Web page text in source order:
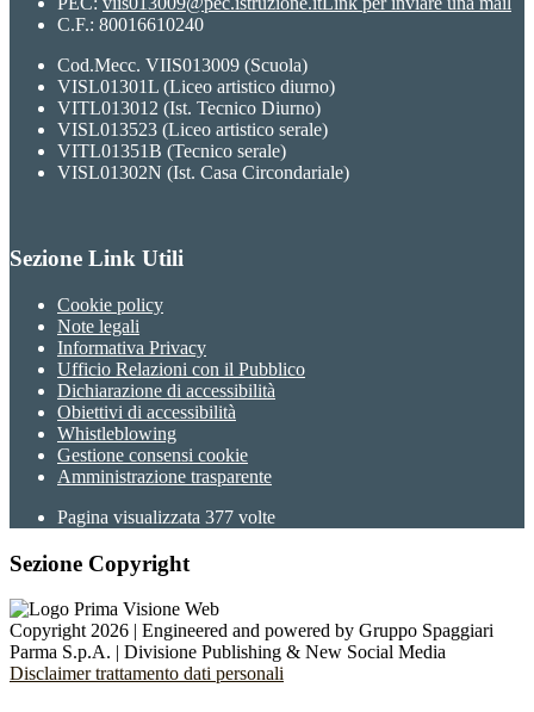
C.F.: 80016610240
Cod.Mecc. VIIS013009 (Scuola)
VISL01301L (Liceo artistico diurno)
VITL013012 (Ist. Tecnico Diurno)
VISL013523 (Liceo artistico serale)
VITL01351B (Tecnico serale)
VISL01302N (Ist. Casa Circondariale)
Sezione Link Utili
Cookie policy
Note legali
Informativa Privacy
Ufficio Relazioni con il Pubblico
Dichiarazione di accessibilità
Obiettivi di accessibilità
Whistleblowing
Gestione consensi cookie
Amministrazione trasparente
Pagina visualizzata 377 volte
Sezione Copyright
Copyright 2026 | Engineered and powered by Gruppo Spaggiari
Parma S.p.A. | Divisione Publishing & New Social Media
Disclaimer trattamento dati personali